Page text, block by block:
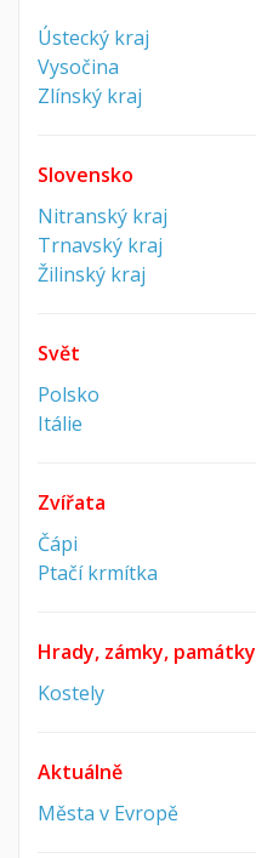
Ústecký kraj
Vysočina
Zlínský kraj
Slovensko
Nitranský kraj
Trnavský kraj
Žilinský kraj
Svět
Polsko
Itálie
Zvířata
Čápi
Ptačí krmítka
Hrady, zámky, památky
Kostely
Aktuálně
Města v Evropě